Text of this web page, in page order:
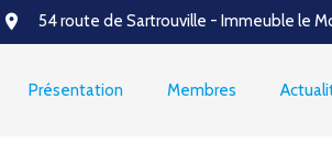
place 54 route de Sartrouville - Immeuble le
Présentation Membres